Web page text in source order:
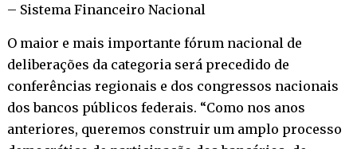
– Sistema Financeiro Nacional
O maior e mais importante fórum nacional de
deliberações da categoria será precedido de
conferências regionais e dos congressos nacionais
dos bancos públicos federais. “Como nos anos
anteriores, queremos construir um amplo processo